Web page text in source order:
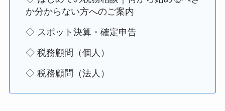
か分からない方へのご案内
◇ スポット決算・確定申告
◇ 税務顧問（個人）
◇ 税務顧問（法人）